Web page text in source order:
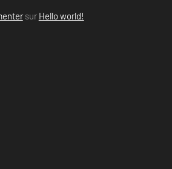
sur Hello world!